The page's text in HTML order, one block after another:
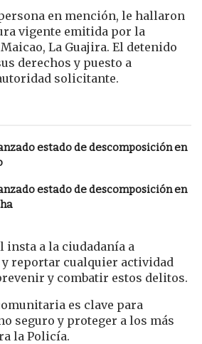
en mención, le hallaron
vigente emitida por la
La Guajira. El detenido
derechos y puesto a
solicitante.
estado de descomposición en
estado de descomposición en
insta a la ciudadanía a
reportar cualquier actividad
y combatir estos delitos.
es clave para
seguro y proteger a los más
la Policía.